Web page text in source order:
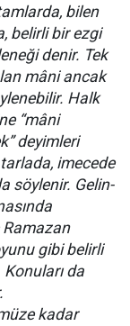
bilen
belirli bir ezgi
denir. Tek
mâni ancak
Halk
“mâni
deyimleri
imecede
söylenir. Gelin-
gibi belirli
da
kadar